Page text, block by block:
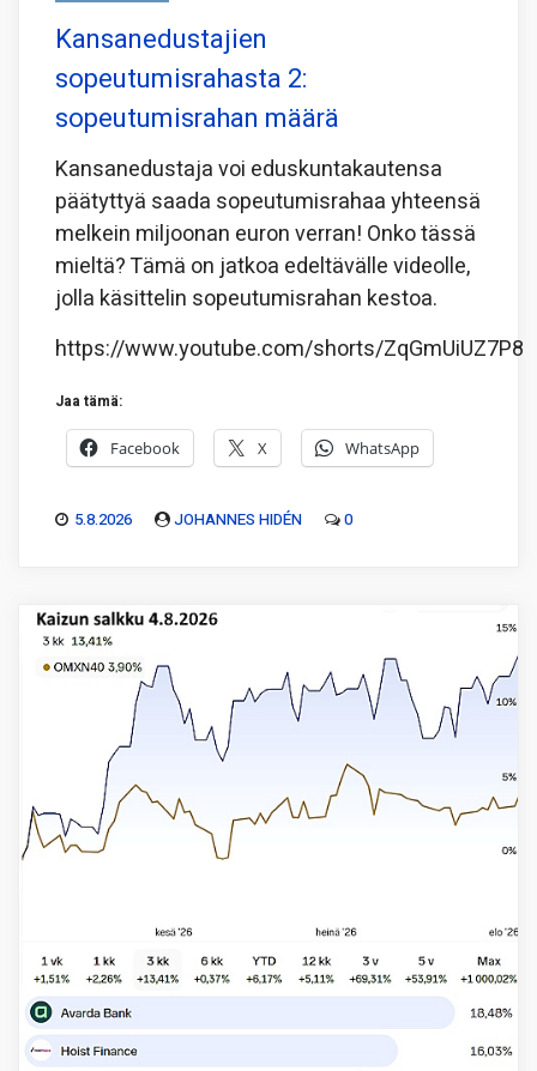
Kansanedustajien
sopeutumisrahasta 2:
sopeutumisrahan määrä
Kansanedustaja voi eduskuntakautensa
päätyttyä saada sopeutumisrahaa yhteensä
melkein miljoonan euron verran! Onko tässä
mieltä? Tämä on jatkoa edeltävälle videolle,
jolla käsittelin sopeutumisrahan kestoa.
https://www.youtube.com/shorts/ZqGmUiUZ7P8
Jaa tämä:
Facebook X WhatsApp
5.8.2026 JOHANNES HIDÉN 0